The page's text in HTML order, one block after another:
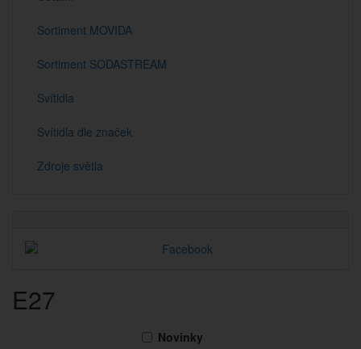
Sortiment MOVIDA
Sortiment SODASTREAM
Svítidla
Svítidla dle značek
Zdroje světla
E27
Novinky